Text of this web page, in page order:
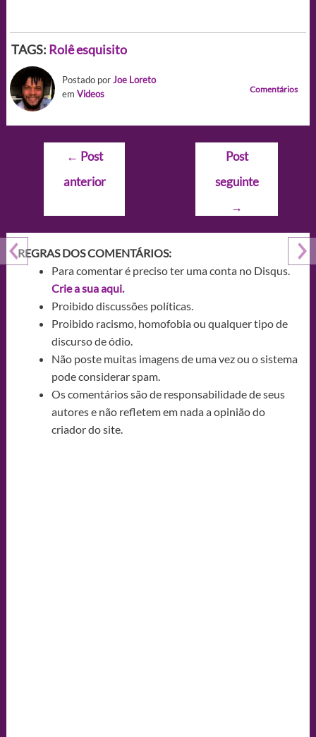
TAGS: Rolê esquisito
Postado porJoe Loreto
em Videos Comentários
Navegação
Post
← Post
anterior
Post
seguinte
→
REGRAS DOS COMENTÁRIOS:
Para comentar é preciso ter uma conta no Disqus.
Crie a sua aqui.
Proibido discussões políticas.
Proibido racismo, homofobia ou qualquer tipo de
discurso de ódio.
Não poste muitas imagens de uma vez ou o sistema
pode considerar spam.
Os comentários são de responsabilidade de seus
autores e não refletem em nada a opinião do
criador do site.